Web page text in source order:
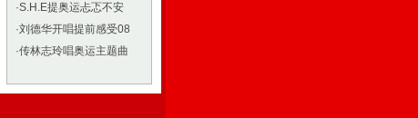
·S.H.E提奥运忐忑不安
·刘德华开唱提前感受08
·传林志玲唱奥运主题曲